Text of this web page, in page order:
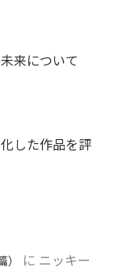
来について
した作品を評
に ニッキー